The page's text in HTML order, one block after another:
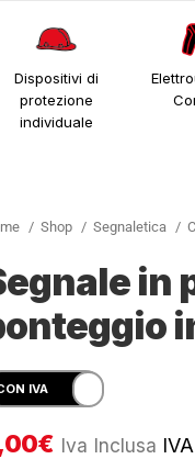
Dispositivi di
protezione
individuale
Shop Segnaletica
in
€ Iva Inclusa